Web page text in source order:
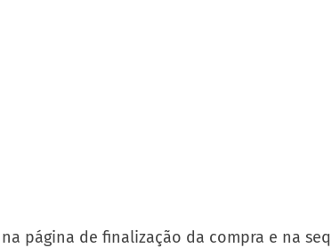
na página de finalização da compra e na